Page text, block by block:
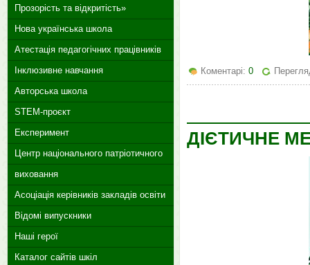
Коментарі: 0
ДІЄТИЧНЕ
Прозорість та відкритість»
Нова українська школа
Атестація педагогічних працівників
Інклюзивне навчання
Авторська школа
STEM-проєкт
Експеримент
Центр національного патріотичного
виховання
Асоціація керівників закладів освіти
Відомі випускники
Наші герої
Каталог сайтів шкіл